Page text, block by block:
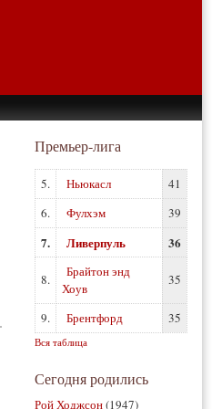
Премьер-лига
5. Ньюкасл
41
6.
Фулхэм 39
7. Ливерпуль 36
8.
Брайтон энд
Хоув
35
9. Брентфорд 35
Вся таблица
Сегодня родились
Рой Ходжсон(1947)